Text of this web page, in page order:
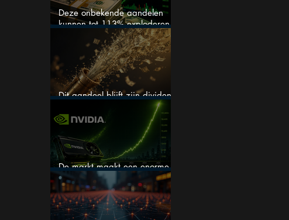
Deze onbekende aandelen
kunnen tot 113% exploderen
(één springt eruit)
Dit aandeel blijft zijn dividend
verhogen, wat er ook gebeurt
De markt maakt een enorme
fout bij Nvidia